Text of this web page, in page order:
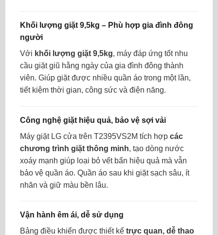
Khối lượng giặt 9,5kg – Phù hợp gia đình đông
người
Với khối lượng giặt 9,5kg, máy đáp ứng tốt nhu
cầu giặt giũ hằng ngày của gia đình đông thành
viên. Giúp giặt được nhiều quần áo trong một lần,
tiết kiệm thời gian, công sức và điện năng.
Công nghệ giặt hiệu quả, bảo vệ sợi vải
Máy giặt LG cửa trên T2395VS2M tích hợp các
chương trình giặt thông minh, tạo dòng nước
xoáy mạnh giúp loại bỏ vết bẩn hiệu quả mà vẫn
bảo vệ quần áo. Quần áo sau khi giặt sạch sâu, ít
nhăn và giữ màu bền lâu.
Vận hành êm ái, dễ sử dụng
Bảng điều khiển được thiết kế trực quan, dễ thao